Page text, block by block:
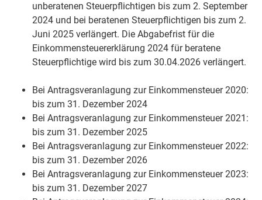
unberatenen Steuerpflichtigen bis zum 2. September
2024 und bei beratenen Steuerpflichtigen bis zum 2.
Juni 2025 verlängert. Die Abgabefrist für die
Einkommensteuererklärung 2024 für beratene
Steuerpflichtige wird bis zum 30.04.2026 verlängert.
Bei Antragsveranlagung zur Einkommensteuer 2020:
bis zum 31. Dezember 2024
Bei Antragsveranlagung zur Einkommensteuer 2021:
bis zum 31. Dezember 2025
Bei Antragsveranlagung zur Einkommensteuer 2022:
bis zum 31. Dezember 2026
Bei Antragsveranlagung zur Einkommensteuer 2023:
bis zum 31. Dezember 2027